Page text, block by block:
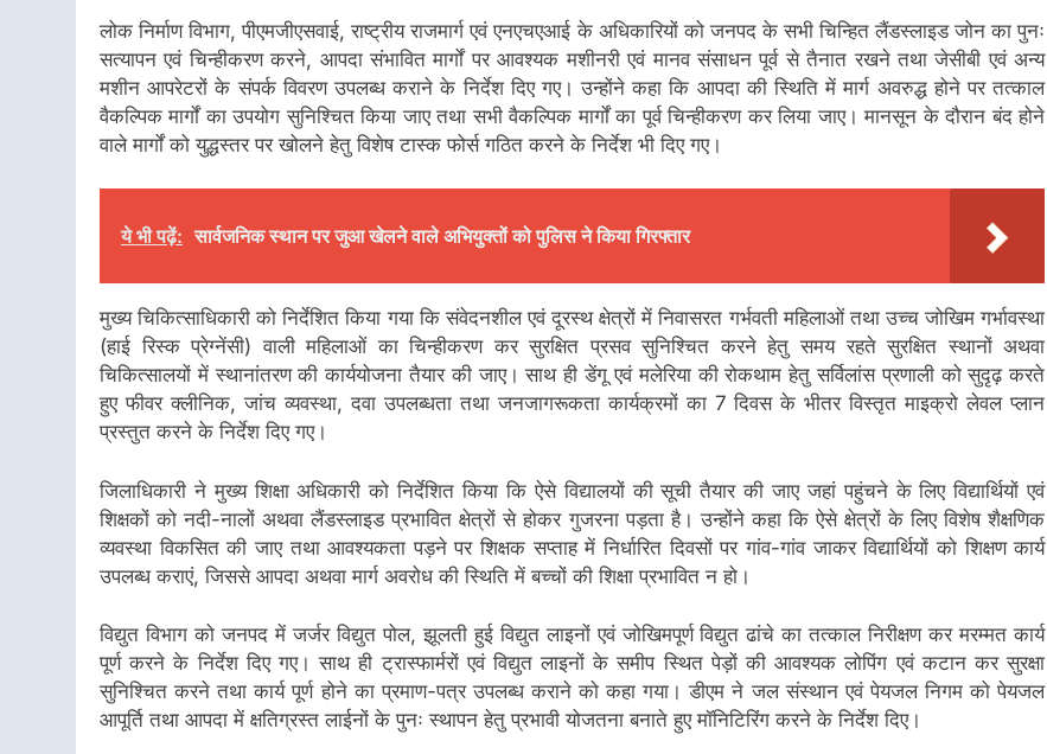
लोक निर्माण विभाग, पीएमजीएसवाई, राष्ट्रीय राजमार्ग एवं एनएचएआई के अधिकारियों को जनपद के सभी चिन्हित लैंडस्लाइड जोन का पुनः
सत्यापन एवं चिन्हीकरण करने, आपदा संभावित मार्गों पर आवश्यक मशीनरी एवं मानव संसाधन पूर्व से तैनात रखने तथा जेसीबी एवं अन्य
मशीन आपरेटरों के संपर्क विवरण उपलब्ध कराने के निर्देश दिए गए। उन्होंने कहा कि आपदा की स्थिति में मार्ग अवरुद्ध होने पर तत्काल
वैकल्पिक मार्गों का उपयोग सुनिश्चित किया जाए तथा सभी वैकल्पिक मार्गों का पूर्व चिन्हीकरण कर लिया जाए। मानसून के दौरान बंद होने
वाले मार्गों को युद्धस्तर पर खोलने हेतु विशेष टास्क फोर्स गठित करने के निर्देश भी दिए गए।
ये भी पढ़ें: सार्वजनिक स्थान पर जुआ खेलने वाले अभियुक्तों को पुलिस ने किया गिरफ्तार
मुख्य चिकित्साधिकारी को निर्देशित किया गया कि संवेदनशील एवं दूरस्थ क्षेत्रों में निवासरत गर्भवती महिलाओं तथा उच्च जोखिम गर्भावस्था
(हाई रिस्क प्रेग्नेंसी) वाली महिलाओं का चिन्हीकरण कर सुरक्षित प्रसव सुनिश्चित करने हेतु समय रहते सुरक्षित स्थानों अथवा
चिकित्सालयों में स्थानांतरण की कार्ययोजना तैयार की जाए। साथ ही डेंगू एवं मलेरिया की रोकथाम हेतु सर्विलांस प्रणाली को सुदृढ़ करते
हुए फीवर क्लीनिक, जांच व्यवस्था, दवा उपलब्धता तथा जनजागरूकता कार्यक्रमों का 7 दिवस के भीतर विस्तृत माइक्रो लेवल प्लान
प्रस्तुत करने के निर्देश दिए गए।
जिलाधिकारी ने मुख्य शिक्षा अधिकारी को निर्देशित किया कि ऐसे विद्यालयों की सूची तैयार की जाए जहां पहुंचने के लिए विद्यार्थियों एवं
शिक्षकों को नदी-नालों अथवा लैंडस्लाइड प्रभावित क्षेत्रों से होकर गुजरना पड़ता है। उन्होंने कहा कि ऐसे क्षेत्रों के लिए विशेष शैक्षणिक
व्यवस्था विकसित की जाए तथा आवश्यकता पड़ने पर शिक्षक सप्ताह में निर्धारित दिवसों पर गांव-गांव जाकर विद्यार्थियों को शिक्षण कार्य
उपलब्ध कराएं, जिससे आपदा अथवा मार्ग अवरोध की स्थिति में बच्चों की शिक्षा प्रभावित न हो।
विद्युत विभाग को जनपद में जर्जर विद्युत पोल, झूलती हुई विद्युत लाइनों एवं जोखिमपूर्ण विद्युत ढांचे का तत्काल निरीक्षण कर मरम्मत कार्य
पूर्ण करने के निर्देश दिए गए। साथ ही ट्रास्फार्मरों एवं विद्युत लाइनों के समीप स्थित पेड़ों की आवश्यक लोपिंग एवं कटान कर सुरक्षा
सुनिश्चित करने तथा कार्य पूर्ण होने का प्रमाण-पत्र उपलब्ध कराने को कहा गया। डीएम ने जल संस्थान एवं पेयजल निगम को पेयजल
आपूर्ति तथा आपदा में क्षतिग्रस्त लाईनों के पुनः स्थापन हेतु प्रभावी योजतना बनाते हुए मॉनिटिरिंग करने के निर्देश दिए।